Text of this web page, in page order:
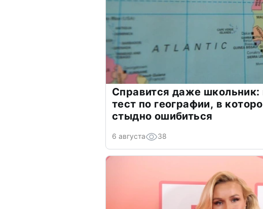
Справится даже школьник:
тест по географии, в
стыдно ошибиться
6 августа 38